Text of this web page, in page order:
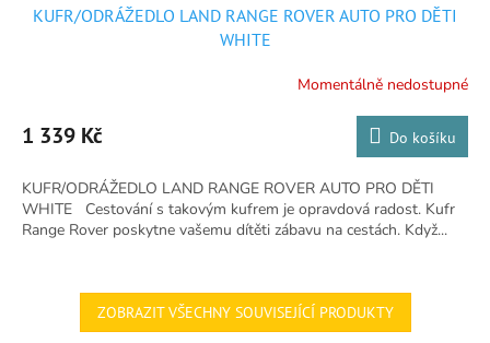
KUFR/ODRÁŽEDLO LAND RANGE ROVER AUTO PRO DĚTI
WHITE
produktu
je
z
5
hvězdiček.
Momentálně nedostupné
1 339 Kč Do košíku
KUFR/ODRÁŽEDLO LAND RANGE ROVER AUTO PRO DĚTI
WHITE Cestování s takovým kufrem je opravdová radost. Kufr
Range Rover poskytne vašemu dítěti zábavu na cestách. Když...
ZOBRAZIT VŠECHNY SOUVISEJÍCÍ PRODUKTY